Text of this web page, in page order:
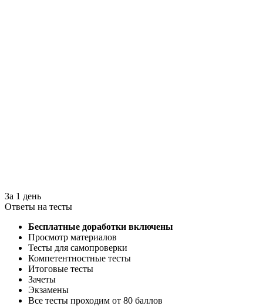
За 1 день
Ответы на тесты
Бесплатные доработки включены
Просмотр материалов
Тесты для самопроверки
Компетентностные тесты
Итоговые тесты
Зачеты
Экзамены
Все тесты проходим от 80 баллов